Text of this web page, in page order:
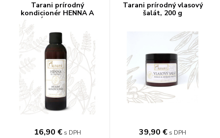
Tarani prírodný
kondicionér HENNA A
SLADKÉ DRIEVKO, 200 g
16,90 € s DPH
Tarani prírodný vlasový
šalát, 200 g
39,90 € s DPH